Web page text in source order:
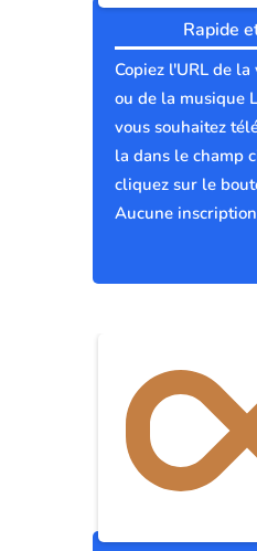
Rapide
Copiez l'URL de
ou de la musique
vous souhaitez
la dans le champ
cliquez sur le
Aucune